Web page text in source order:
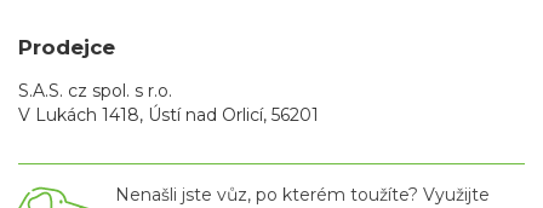
Prodejce
S.A.S. cz spol. s r.o.
V Lukách 1418, Ústí nad Orlicí, 56201
Nenašli jste vůz, po kterém toužíte? Využijte